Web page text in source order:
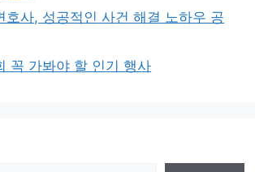
호사, 성공적인 사건 해결 노하우 공
꼭 가봐야 할 인기 행사